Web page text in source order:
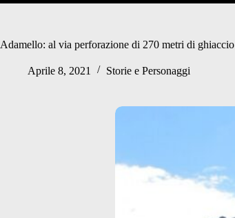
Adamello: al via perforazione di 270 metri di ghiaccio
Aprile 8, 2021 Storie e Personaggi